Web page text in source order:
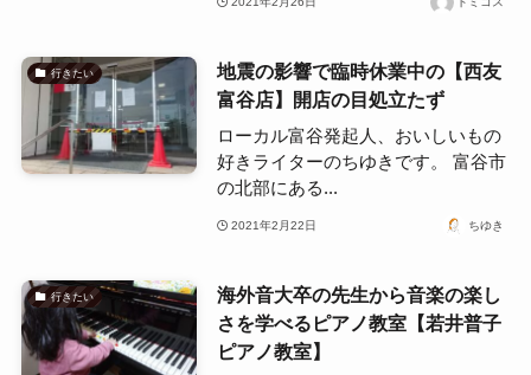
行きたい
地震の影響で臨時休業中の【西友
富谷店】開店の目処立たず
ローカル富谷発起人、おいしいもの
好きライターのちゆきです。 富谷市
の北部にある...
2021年2月22日 ちゆき
行きたい
海外音大卒の先生から音楽の楽し
さを学べるピアノ教室【若井普子
ピアノ教室】